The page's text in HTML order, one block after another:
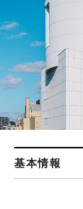
基本情報